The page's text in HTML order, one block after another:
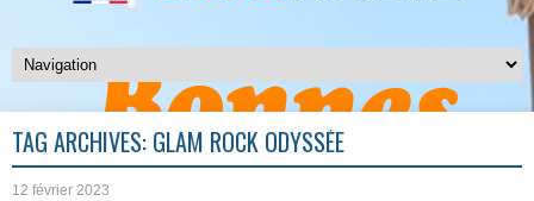
TAG ARCHIVES: GLAM ROCK ODYSSÉE
12 février 2023